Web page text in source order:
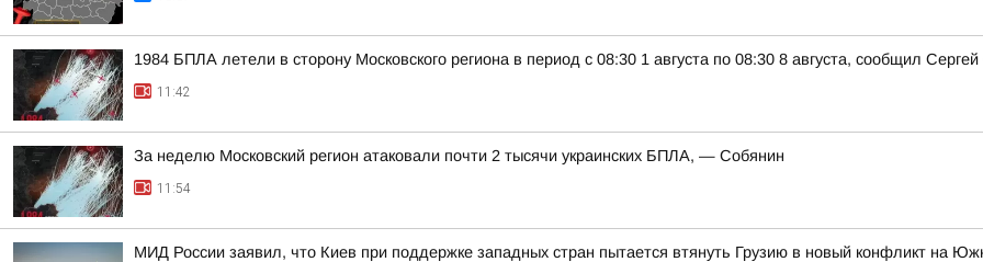
1984 БПЛА летели в сторону Московского региона в период с 08:30 1 августа по 08:30 8 августа, сообщил
11:42
За неделю Московский регион атаковали почти 2 тысячи украинских БПЛА, — Собянин
11:54
МИД России заявил, что Киев при поддержке западных стран пытается втянуть Грузию в новый конфликт на